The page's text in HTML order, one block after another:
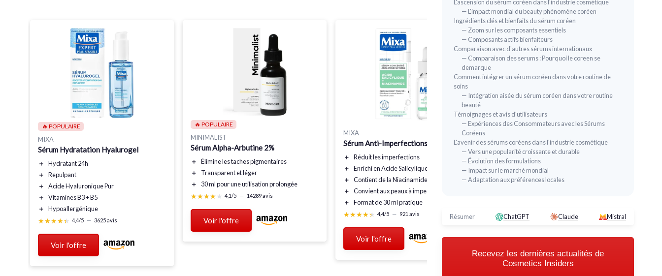
🔥 POPULAIRE
MIXA
Sérum Hydratation Hyalurogel
＋
Hydratant 24h
＋
Repulpant
＋
Acide Hyaluronique Pur
＋
Vitamines B3 + B5
＋
Hypoallergénique
★★★★★
★★★★★ 4,4/5 — 3625 avis
Voir l'offre
🔥 POPULAIRE
MINIMALIST
Sérum Alpha-Arbutine 2%
＋ Élimineles taches pigmentaires
＋
Transparentet léger
＋
30 mlpour une utilisation prolongée
★★★★★
★★★★★ 4,1/5 — 14289 avis
Voir l'offre
MIXA
Sérum Anti-Imperfections - 30 ml
＋ Réduitles imperfections
＋
Enrichi enAcide Salicylique
＋
Contient de laNiacinamide
＋
Convient aux peauxà imperfections
＋
Format de30 mlpratique
★★★★★
★★★★★ 4,4/5 — 921 avis
Voir l'offre
Cellules Souches
le corps
＋
Peut être utilisé avec ou sans
microneedling
＋ Formule à base de
Contenance de
L'ascension du sérum coréen dans l'industrie cosmétique
— L'impact mondial du beauty phénomène coréen
Ingrédients clés et bienfaits du sérum coréen
— Zoom sur les composants essentiels
— Composants actifs bienfaiteurs
Comparaison avec d'autres sérums internationaux
— Comparaison des serums : Pourquoi le coreen se
demarque
Comment intégrer un sérum coréen dans votre routine de
soins
— Intégration aisée du sérum coréen dans votre routine
beauté
Témoignages et avis d'utilisateurs
— Expériences des Consommateurs avec les Sérums
Coréens
L'avenir des sérums coréens dans l'industrie cosmétique
— Vers une popularité croissante et durable
— Évolution des formulations
— Impact sur le marché mondial
— Adaptation aux préférences locales
Résumer ChatGPT Claude Mistral
Recevez les dernières actualités de
Cosmetics Insiders